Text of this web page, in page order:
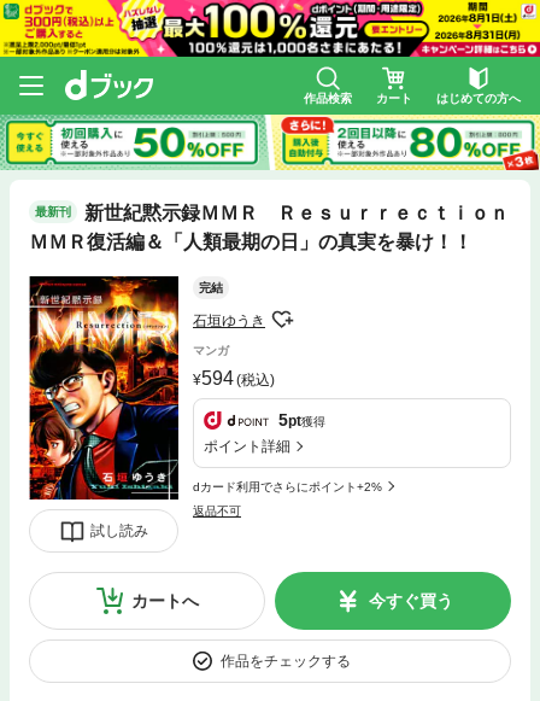
作品検索 カート はじめての方へ
最新刊
新世紀黙示録ＭＭＲ Ｒｅｓｕｒｒｅｃｔｉｏｎ
ＭＭＲ復活編＆「人類最期の日」の真実を暴け！！
試し読み
完結
石垣ゆうき
マンガ
594(税込)
5pt獲得
ポイント詳細
dカード利用でさらにポイント+2%
返品不可
カートへ 今すぐ買う
作品をチェックする